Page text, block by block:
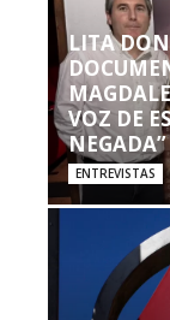
LITA
VOZ DE
NEGADA”
ENTREVISTAS